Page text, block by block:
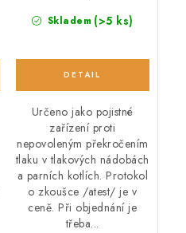
Skladem (>5 ks)
Určeno jako pojistné
zařízení proti
nepovoleným překročením
tlaku v tlakových nádobách
a parních kotlích. Protokol
o zkoušce /atest/ je v
ceně. Při objednání je
třeba...